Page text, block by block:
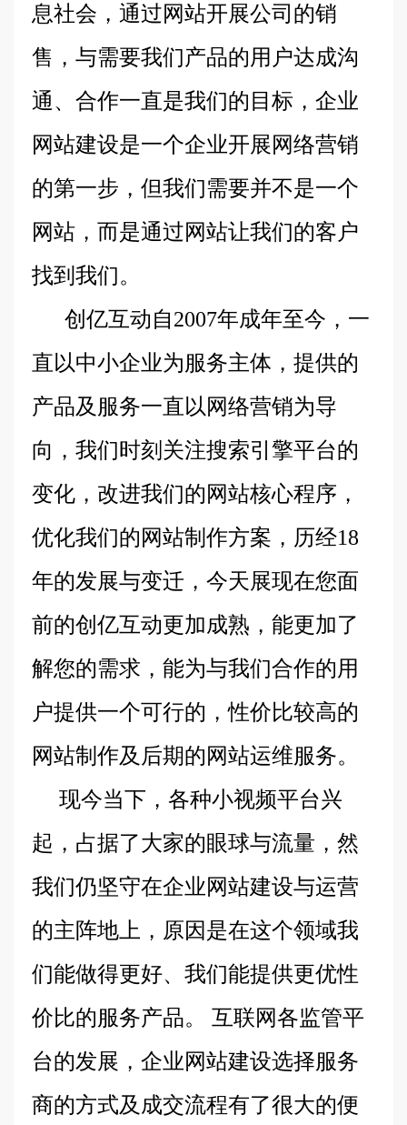
息社会，通过网站开展公司的销
售，与需要我们产品的用户达成沟
通、合作一直是我们的目标，企业
网站建设是一个企业开展网络营销
的第一步，但我们需要并不是一个
网站，而是通过网站让我们的客户
找到我们。
创亿互动自2007年成年至今，一
直以中小企业为服务主体，提供的
产品及服务一直以网络营销为导
向，我们时刻关注搜索引擎平台的
变化，改进我们的网站核心程序，
优化我们的网站制作方案，历经18
年的发展与变迁，今天展现在您面
前的创亿互动更加成熟，能更加了
解您的需求，能为与我们合作的用
户提供一个可行的，性价比较高的
网站制作及后期的网站运维服务。
现今当下，各种小视频平台兴
起，占据了大家的眼球与流量，然
我们仍坚守在企业网站建设与运营
的主阵地上，原因是在这个领域我
们能做得更好、我们能提供更优性
价比的服务产品。 互联网各监管平
台的发展，企业网站建设选择服务
商的方式及成交流程有了很大的便